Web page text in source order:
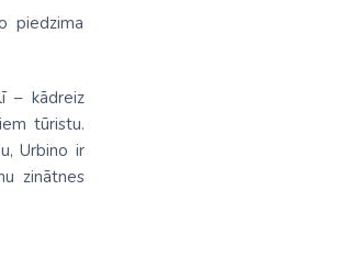
piedzima
– kādreiz
tūristu.
Urbino ir
zinātnes